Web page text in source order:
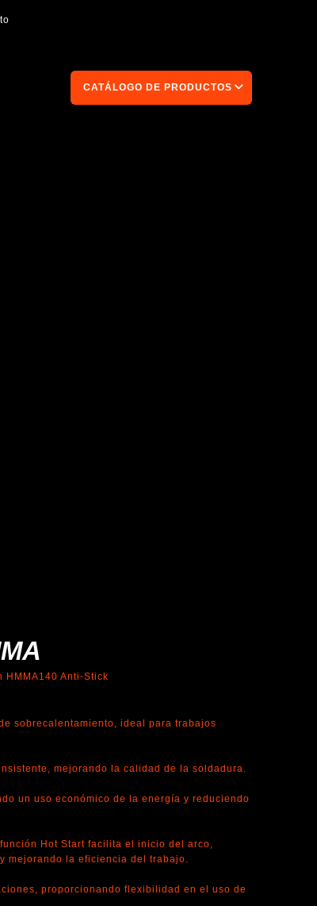
CATÁLOGO DE PRODUCTOS
HMMA140 Anti-Stick
sobrecalentamiento, ideal para trabajos
mejorando la calidad de la soldadura.
un uso económico de la energía y reduciendo
Hot Start facilita el inicio del arco,
mejorando la eficiencia del trabajo.
proporcionando flexibilidad en el uso de